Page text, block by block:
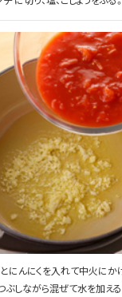
にんにくを入れて中火にか
ぶしながら混ぜて水を加え